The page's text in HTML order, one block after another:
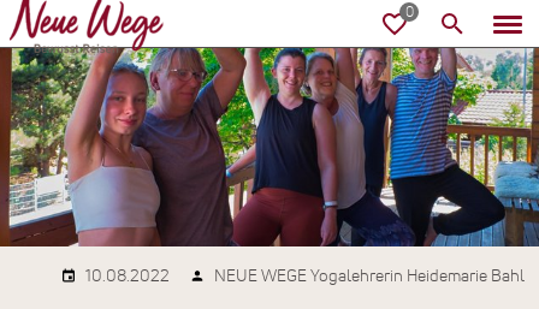
10.08.2022 NEUE WEGE Yogalehrerin Heidemarie Bahl